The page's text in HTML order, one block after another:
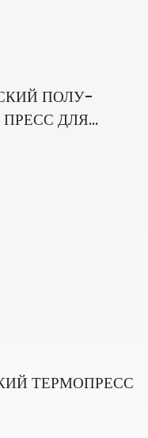
ПОЛУ-
ДЛЯ
ТЕРМОПРЕСС